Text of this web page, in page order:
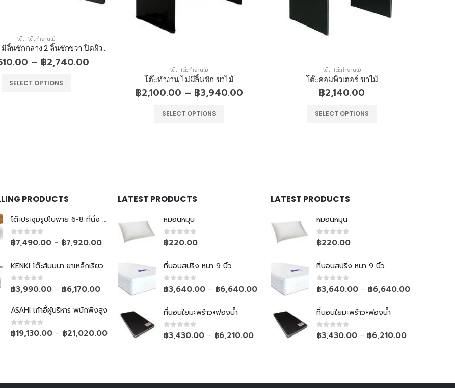
ะทำงาน ไม่มีลิ้นชัก ขาไม้
โต๊ะ, โต๊ะทำงานไม้
โต๊ะคอมพิวเตอร์ ขาไม้
฿2,140.00
SELECT OPTIONS
โต๊ะ, โต๊ะทำงานไม้
โต๊ะทำงาน ไม่มีลิ้นชัก ขาเหล็ก
4,410.00 – ฿6,420.00
SELECT OPTIONS
PRODUCTS
โต๊ะประชุมรูปใบพาย 6-8 ที่นั่ง ขาเหล็กเรียว
0out of 5
฿7,490.00 – ฿7,920.00
KENKI โต๊ะสัมมนา ขาเหล็กเรียวพับไม่ได้
0out of 5
฿3,990.00 – ฿6,170.00
ASAHI เก้าอี้ผู้บริหาร พนักพิงสูง
0out of 5
฿19,130.00 – ฿21,020.00
LATEST PRODUCTS
หมอนหมุน
0out of 5
฿220.00
ที่นอนสปริง หนา 9 นิ้ว
0out of 5
฿3,640.00 – ฿6,640.00
ที่นอนใยมะพร้าว+ฟองน้ำ
0out of 5
฿3,430.00 – ฿6,210.00
LATEST PRODUCTS
หมอนหมุน
0out of 5
฿220.00
ที่นอนสปริง หนา 9 นิ้ว
0out of 5
฿3,640.00 – ฿6,640.00
ที่นอนใยมะพร้าว+ฟองน้ำ
0out of 5
฿3,430.00 – ฿6,210.00